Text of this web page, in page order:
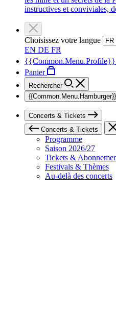
instructives et conviviales,
Choisissez votre langue
EN DE FR
{{Common.Menu.Profile}}
Panier
Rechercher
{{Common.Menu.Hamburger}}
Concerts & Tickets
Concerts & Tickets
Programme
Saison 2026/27
Tickets &
Festivals & Thèmes
Au-delà des concerts